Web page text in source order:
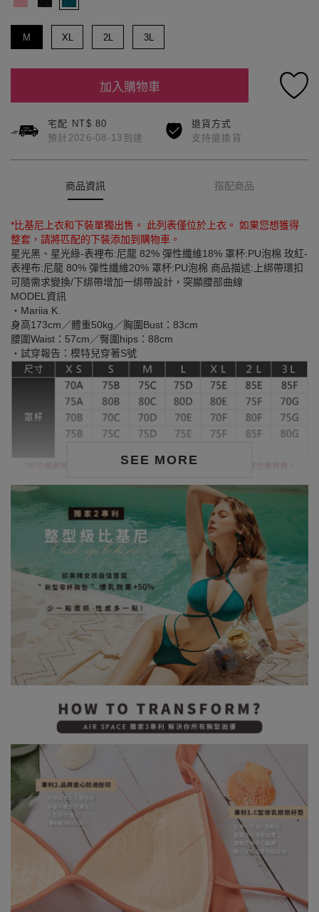
M XL 2L 3L
加入購物車
宅配 NT$ 80
預計2026-08-13到達
退貨方式
支持退換貨
商品資訊 搭配商品
SEE MORE
*比基尼上衣和下裝單獨出售。 此列表僅位於上衣。 如果您想獲得
整套，請將匹配的下裝添加到購物車。
星光黑、星光綠-表裡布:尼龍 82% 彈性纖維18% 罩杯:PU泡棉 玫紅-
表裡布:尼龍 80% 彈性纖維20% 罩杯:PU泡棉 商品描述:上綁帶環扣
可隨需求變換/下綁帶增加一綁帶設計，突顯腰部曲線
MODEL資訊
‧Mariia K.
身高173cm／體重50kg／胸圍Bust：83cm
腰圍Waist：57cm／臀圍hips：88cm
‧試穿報告：模特兒穿著S號